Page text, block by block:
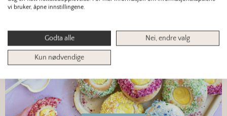
vi bruker, åpne innstillingene.
Godta alle Nei, endre valg
Kun nødvendige